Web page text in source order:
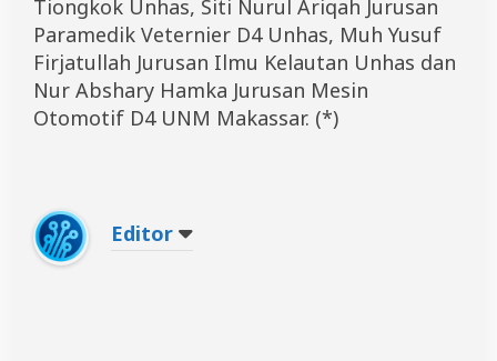
Tiongkok Unhas, Siti Nurul Ariqah Jurusan
Paramedik Veternier D4 Unhas, Muh Yusuf
Firjatullah Jurusan Ilmu Kelautan Unhas dan
Nur Abshary Hamka Jurusan Mesin
Otomotif D4 UNM Makassar. (*)
Editor